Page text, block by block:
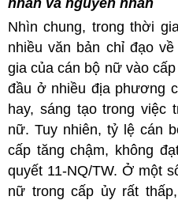
nhân và nguyên nhân
Nhìn chung, trong thời
nhiều văn bản chỉ đạo
gia của cán bộ nữ vào
đầu ở nhiều địa phương
hay, sáng tạo trong việc
nữ. Tuy nhiên, tỷ lệ cán
cấp tăng chậm, không
quyết 11-NQ/TW. Ở một
nữ trong cấp ủy rất